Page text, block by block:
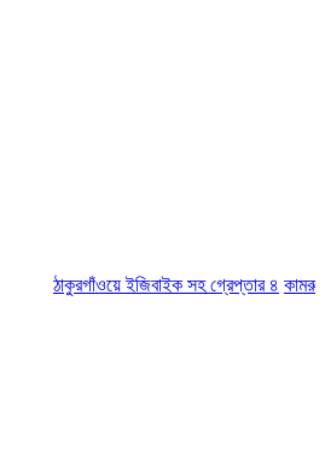
ঠাকুরগাঁওয়ে ইজিবাইক সহ গ্রেপ্তার ৪ কামরুল-